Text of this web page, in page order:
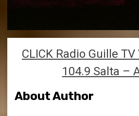
CLICK Radio Guille
104.9 Salta –
About Author